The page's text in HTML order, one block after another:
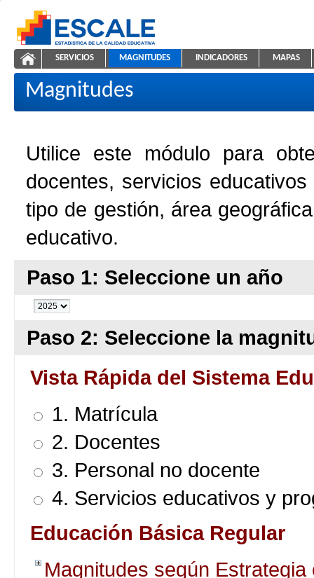
ESCALE - Unidad de Estadística Educativa
Magnitudes de la Educación
NAVEGACIÓN
SERVICIOS MAGNITUDES INDICADORES MAPAS
Magnitudes
Utilice este módulo para
docentes, servicios
tipo de gestión, área
educativo.
Paso 1: Seleccione un año
Paso 2: Seleccione la
Vista Rápida del Sistema
1. Matrícula
2. Docentes
3. Personal no docente
4. Servicios educativos y
Educación Básica Regular
Magnitudes según